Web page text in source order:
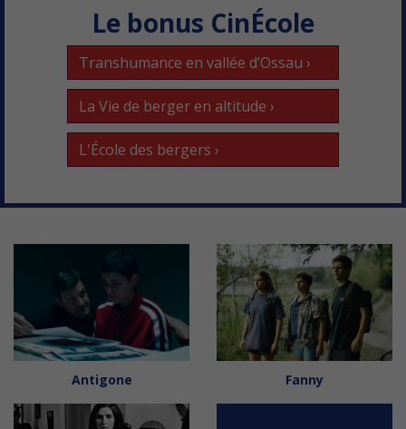
Le bonus CinÉcole
Transhumance en vallée d’Ossau ›
La Vie de berger en altitude ›
L'École des bergers ›
Antigone Fanny